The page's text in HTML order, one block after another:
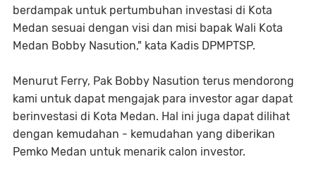
berdampak untuk pertumbuhan investasi di Kota
Medan sesuai dengan visi dan misi bapak Wali Kota
Medan Bobby Nasution," kata Kadis DPMPTSP.
Menurut Ferry, Pak Bobby Nasution terus mendorong
kami untuk dapat mengajak para investor agar dapat
berinvestasi di Kota Medan. Hal ini juga dapat dilihat
dengan kemudahan - kemudahan yang diberikan
Pemko Medan untuk menarik calon investor.